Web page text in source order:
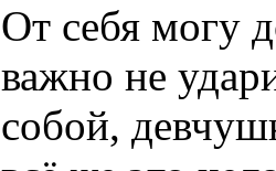
От себя могу
важно не
собой,